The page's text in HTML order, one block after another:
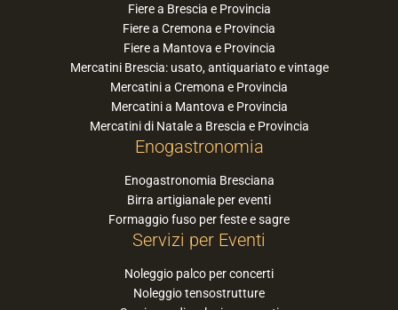
Fiere a Brescia e Provincia
Fiere a Cremona e Provincia
Fiere a Mantova e Provincia
Mercatini Brescia: usato, antiquariato e vintage
Mercatini a Cremona e Provincia
Mercatini a Mantova e Provincia
Mercatini di Natale a Brescia e Provincia
Enogastronomia
Enogastronomia Bresciana
Birra artigianale per eventi
Formaggio fuso per feste e sagre
Servizi per Eventi
Noleggio palco per concerti
Noleggio tensostrutture